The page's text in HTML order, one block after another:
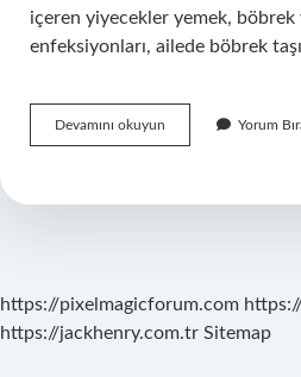
içeren yiyecekler yemek,
enfeksiyonları, ailede böbrek
Devamını okuyun
Böbrek
Mı
Yorum
https://pixelmagicforum.com
https://jackhenry.com.tr Sitemap